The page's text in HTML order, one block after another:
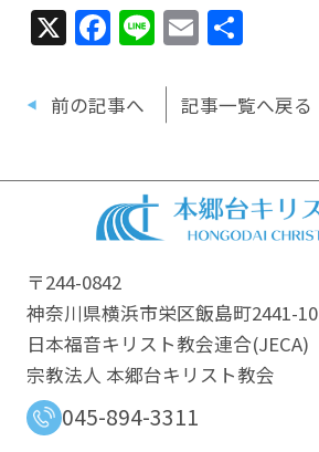
X Facebook
LineEmail
共
前の記事へ 記事一覧へ戻る
〒244-0842
神奈川県横浜市栄区飯島町2441-10
日本福音キリスト教会連合​(JECA)
宗教法人 本郷台キリスト教会
045-894-3311